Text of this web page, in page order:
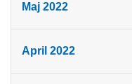
Maj 2022
April 2022